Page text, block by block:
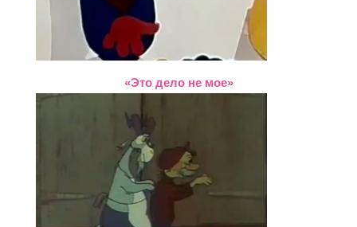
«Это дело не мое»